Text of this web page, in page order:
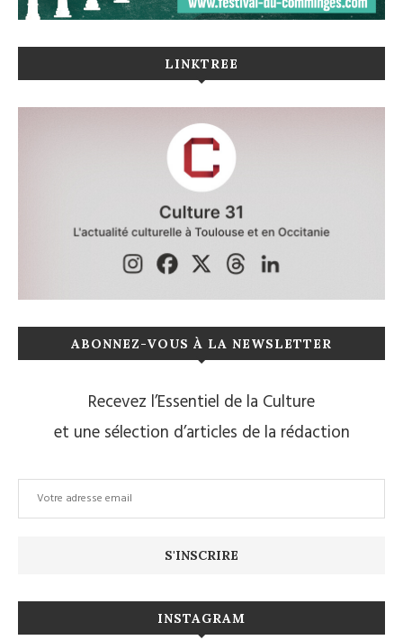
LINKTREE
ABONNEZ-VOUS À LA NEWSLETTER
Recevez l’Essentiel de la Culture
et une sélection d’articles de la rédaction
INSTAGRAM